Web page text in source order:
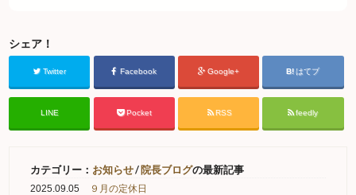
シェア！
Twitter Facebook Google+ はてブ
LINE Pocket RSS feedly
カテゴリー： お知らせ/院長ブログの最新記事
2025.09.05 ９月の定休日